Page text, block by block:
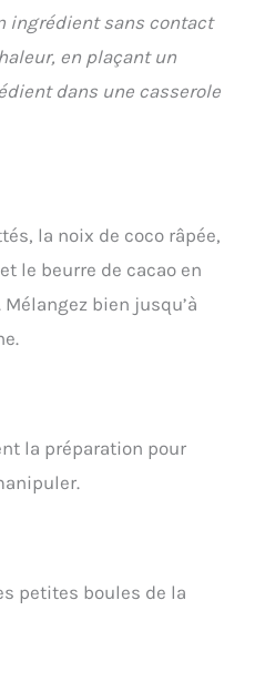
ingrédient sans contact
en plaçant un
dans une casserole
la noix de coco râpée,
le beurre de cacao en
bien jusqu’à
la préparation pour
petites boules de la